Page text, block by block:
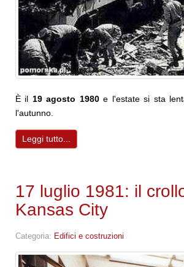
È il 19 agosto 1980e l'estate si sta
l'autunno.
Leggi tutto...
17 luglio 1981: il
Kansas City
Categoria: Edifici e costruzioni